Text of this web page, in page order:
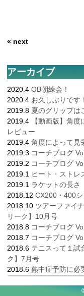
« next
アーカイブ
2020.4 OB朝練会！
2020.4 お久しぶりです
2019.8 夏のグリップは
2019.4
【動画版】角
レビュー
2019.4 角度によって見
2019.3 コーチブログ
2019.2 コーチブログ
2019.1 ヒート・ストレ
2019.1 ラケットの長さ
2018.12 CX200・400
2018.10 ツアーファイ
リーク】10月号
2018.8 コーチブログ
2018.7 コーチブログ
2018.6 テニスって１試
ク】7月号
2018.6 熱中症予防に必